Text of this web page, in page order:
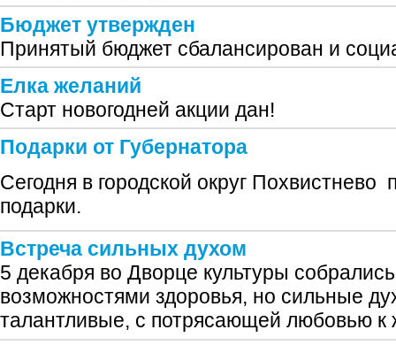
Бюджет утвержден
Принятый бюджет сбалансирован и
Елка желаний
Старт новогодней акции дан!
Подарки от Губернатора
Сегодня в городской округ
подарки.
Встреча сильных духом
5 декабря во Дворце культуры
возможностями здоровья, но сильные
талантливые, с потрясающей любовью к